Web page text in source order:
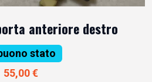
anteriore destro
stato
55,00 €